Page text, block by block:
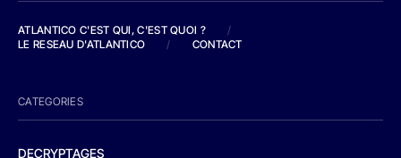
ATLANTICO C'EST QUI, C'EST QUOI ?
/
LE RESEAU D'ATLANTICO
/ CONTACT
CATEGORIES
DECRYPTAGES